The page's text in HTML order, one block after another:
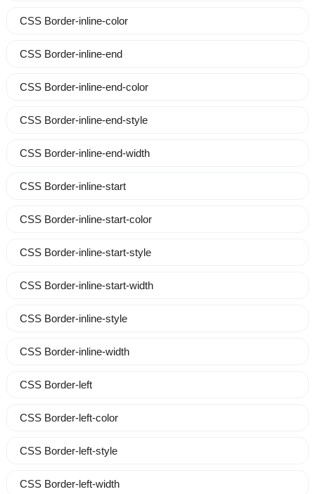
CSS Border-inline-color
CSS Border-inline-end
CSS Border-inline-end-color
CSS Border-inline-end-style
CSS Border-inline-end-width
CSS Border-inline-start
CSS Border-inline-start-color
CSS Border-inline-start-style
CSS Border-inline-start-width
CSS Border-inline-style
CSS Border-inline-width
CSS Border-left
CSS Border-left-color
CSS Border-left-style
CSS Border-left-width